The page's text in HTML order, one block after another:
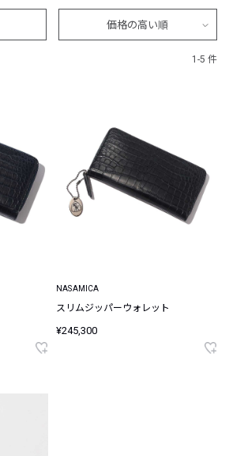
価格の高い順
1-5 件
NASAMICA
スリムジッパーウォレット
¥245,300